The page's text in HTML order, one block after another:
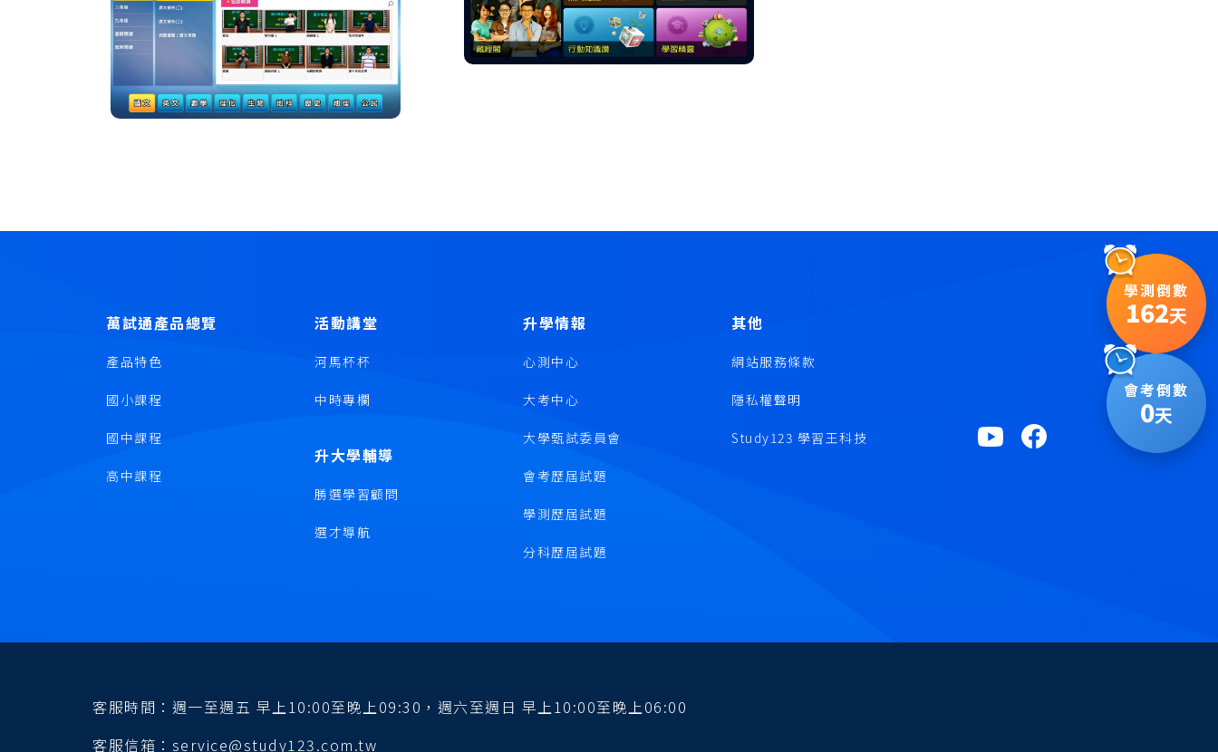
萬試通產品總覽
產品特色
國小課程
國中課程
高中課程
活動講堂
河馬杯杯
中時專欄
升大學輔導
勝選學習顧問
選才導航
升學情報
心測中心
大考中心
大學甄試委員會
會考歷屆試題
學測歷屆試題
分科歷屆試題
其他
網站服務條款
隱私權聲明
Study123 學習王科技
客服時間：週一至週五 早上10:00至晚上09:30，週六至週日 早上10:00至晚上06:00
客服信箱：service@study123.com.tw
學測倒數
162天
會考倒數
0天